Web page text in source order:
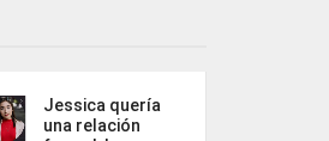
Jessica quería
una relación